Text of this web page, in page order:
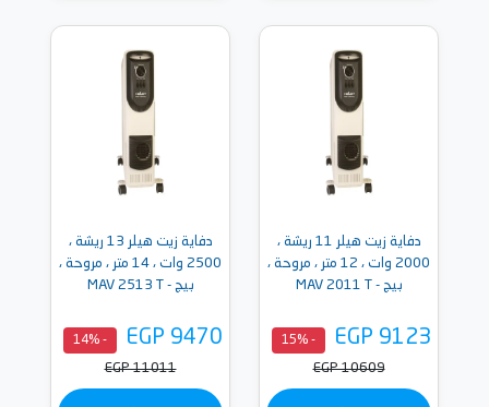
دفاية زيت هيلر 11 ريشة ،
2000 وات ، 12 متر ، مروحة ،
بيج - MAV 2011 T
EGP 9123
- 15%
EGP 10609
دفاية زيت هيلر 13 ريشة ،
2500 وات ، 14 متر ، مروحة ،
بيج - MAV 2513 T
EGP 9470
- 14%
EGP 11011